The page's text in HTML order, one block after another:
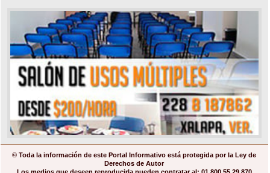
© Toda la información de este Portal Informativo está protegida por la Ley de
Derechos de Autor